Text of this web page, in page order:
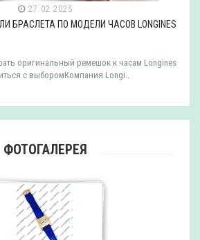
27.02.2025
БРАСЛЕТА ПО МОДЕЛИ ЧАСОВ LONGINES
оригинальный ремешок к часам Longines
с выборомКомпания Longi..
ФОТОГАЛЕРЕЯ